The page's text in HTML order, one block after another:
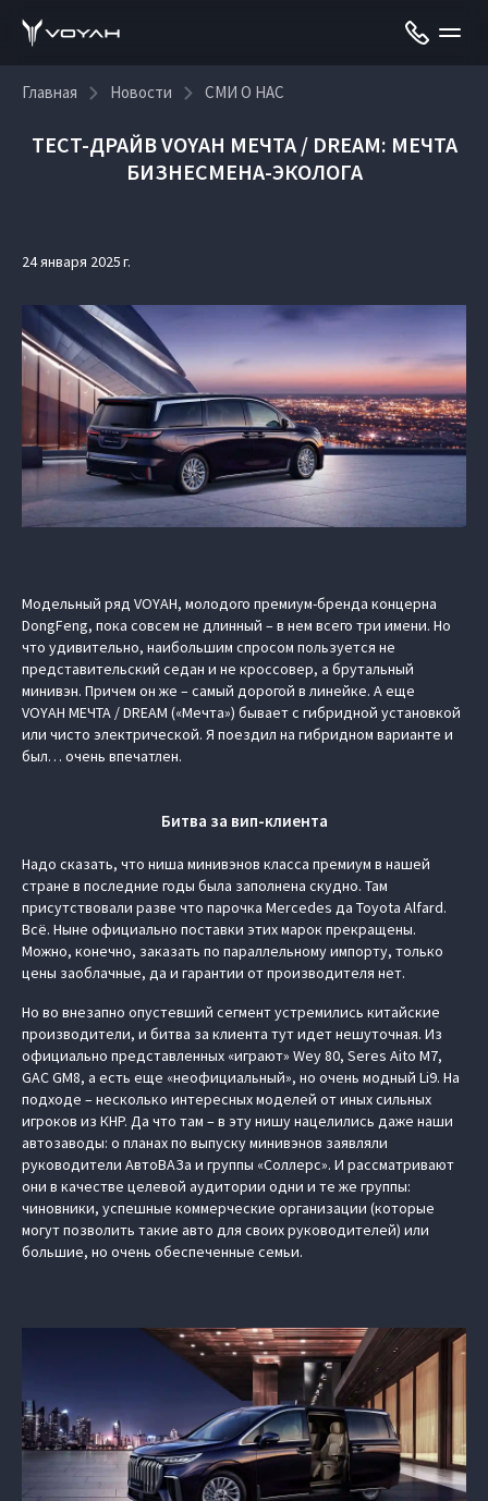
Главная Новости СМИ О НАС
ТЕСТ-ДРАЙВ VOYAH МЕЧТА / DREAM: МЕЧТА
БИЗНЕСМЕНА-ЭКОЛОГА
24 января 2025 г.
Модельный ряд VOYAH, молодого премиум-бренда концерна
DongFeng, пока совсем не длинный – в нем всего три имени. Но
что удивительно, наибольшим спросом пользуется не
представительский седан и не кроссовер, а брутальный
минивэн. Причем он же – самый дорогой в линейке. А еще
VOYAH МЕЧТА / DREAM («Мечта») бывает с гибридной установкой
или чисто электрической. Я поездил на гибридном варианте и
был… очень впечатлен.
Битва за вип-клиента
Надо сказать, что ниша минивэнов класса премиум в нашей
стране в последние годы была заполнена скудно. Там
присутствовали разве что парочка Mercedes да Toyota Alfard.
Всё. Ныне официально поставки этих марок прекращены.
Можно, конечно, заказать по параллельному импорту, только
цены заоблачные, да и гарантии от производителя нет.
Но во внезапно опустевший сегмент устремились китайские
производители, и битва за клиента тут идет нешуточная. Из
официально представленных «играют» Wey 80, Seres Aito M7,
GAC GM8, а есть еще «неофициальный», но очень модный Li9. На
подходе – несколько интересных моделей от иных сильных
игроков из КНР. Да что там – в эту нишу нацелились даже наши
автозаводы: о планах по выпуску минивэнов заявляли
руководители АвтоВАЗа и группы «Соллерс». И рассматривают
они в качестве целевой аудитории одни и те же группы:
чиновники, успешные коммерческие организации (которые
могут позволить такие авто для своих руководителей) или
большие, но очень обеспеченные семьи.